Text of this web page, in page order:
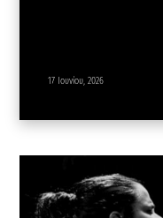
17 Ιουνίου, 2026